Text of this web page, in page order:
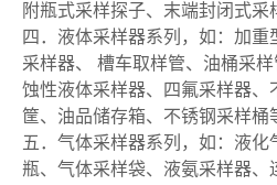
附瓶式采样探子、末端封闭式
四．液体采样器系列，如：加
采样器、 槽车取样管、油桶采
蚀性液体采样器、四氟采样器
筐、油品储存箱、不锈钢采样桶
五．气体采样器系列，如：液
瓶、气体采样袋、液氨采样器